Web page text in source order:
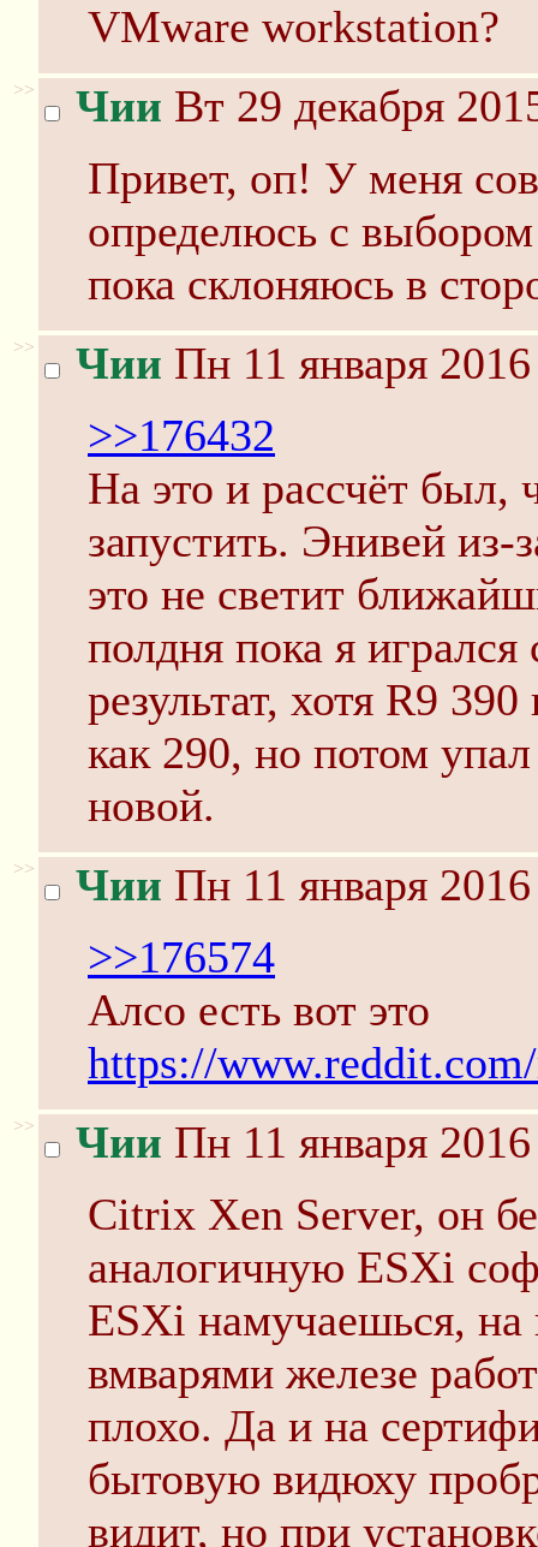
VMware workstation?
>> Чии Вт 29 декабря
Привет, оп! У меня
определюсь с
пока склоняюсь в
>> Чии Пн 11 января
>>176432
На это и рассчёт был,
запустить. Энивей
это не светит
полдня пока я
результат, хотя R9
как 290, но потом
новой.
>> Чии Пн 11 января
>>176574
Алсо есть вот это
https://
>> Чии Пн 11 января
Citrix Хеn Server, он
аналогичную ESXi
ESXi намучаешься, на
вмварями железе
плохо. Да и на
бытовую видюху
видит, но при